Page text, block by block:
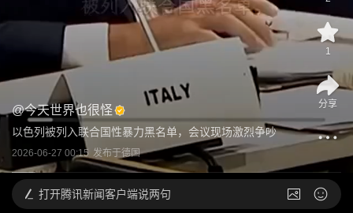
@今天世界也很怪
以色列被列入联合国性暴力黑名单，会议现场激烈争吵
2026-06-27 00:15 发布于德国
1
分享
打开腾讯新闻客户端说两句